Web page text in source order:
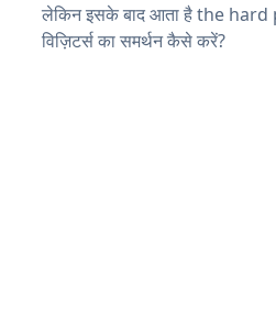
लेकिन इसके बाद आता है the
विज़िटर्स का समर्थन कैसे करें?